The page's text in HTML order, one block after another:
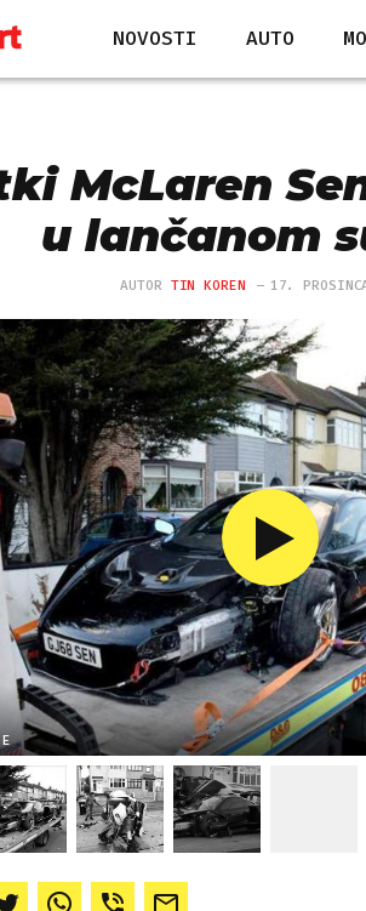
NOVOSTI AUTO
McLaren
u lančanom
AUTOR TIN KOREN 17.